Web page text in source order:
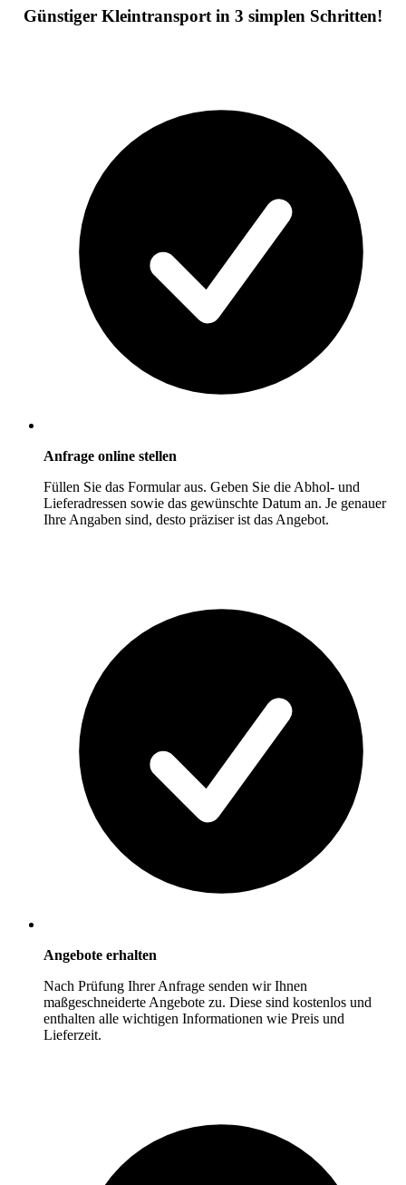
Günstiger Kleintransport in 3 simplen Schritten!
Anfrage online stellen
Füllen Sie das Formular aus. Geben Sie die Abhol- und
Lieferadressen sowie das gewünschte Datum an. Je genauer
Ihre Angaben sind, desto präziser ist das Angebot.
Angebote erhalten
Nach Prüfung Ihrer Anfrage senden wir Ihnen
maßgeschneiderte Angebote zu. Diese sind kostenlos und
enthalten alle wichtigen Informationen wie Preis und
Lieferzeit.